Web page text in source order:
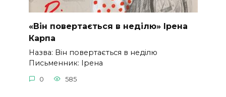
«Він повертається в неділю» Ірена
Карпа
Назва: Він повертається в неділю
Письменник: Ірена
0 585